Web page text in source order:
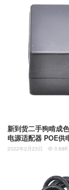
新到货二手狗啃成
电源适配器 POE供
2022年2月23日  3.68K